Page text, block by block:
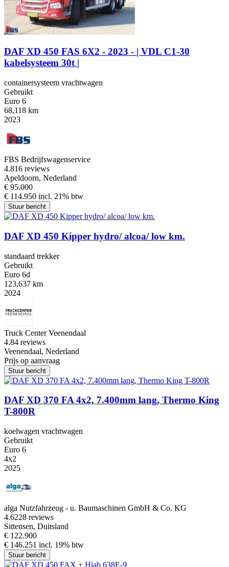
DAF XD 450 FAS 6X2 - 2023 - | VDL C1-30
kabelsysteem 30t |
containersysteem vrachtwagen
Gebruikt
Euro 6
68,118 km
2023
FBS Bedrijfswagenservice
4.816 reviews
Apeldoorn, Nederland
€ 95.000
€ 114.950 incl. 21% btw
Stuur bericht
DAF XD 450 Kipper hydro/ alcoa/ low km.
standaard trekker
Gebruikt
Euro 6d
123,637 km
2024
Truck Center Veenendaal
4.84 reviews
Veenendaal, Nederland
Prijs op aanvraag
Stuur bericht
DAF XD 370 FA 4x2, 7.400mm lang, Thermo King
T-800R
koelwagen vrachtwagen
Gebruikt
Euro 6
4x2
2025
alga Nutzfahrzeug - u. Baumaschinen GmbH & Co. KG
4.6228 reviews
Sittensen, Duitsland
€ 122.900
€ 146.251 incl. 19% btw
Stuur bericht